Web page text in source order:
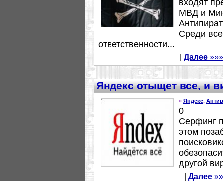
входят
МВД и
Среди
ответственности...
Далее »»»
Яндекс отыщет все, и
» Яндекс,
0
Серфинг
этом
другой
Далее